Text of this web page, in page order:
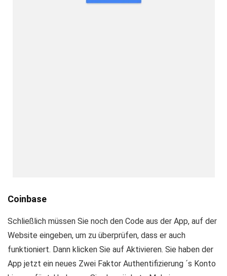
Coinbase
Schließlich müssen Sie noch den Code aus der App, auf der
Website eingeben, um zu überprüfen, dass er auch
funktioniert. Dann klicken Sie auf Aktivieren. Sie haben der
App jetzt ein neues Zwei Faktor Authentifizierung ´s Konto